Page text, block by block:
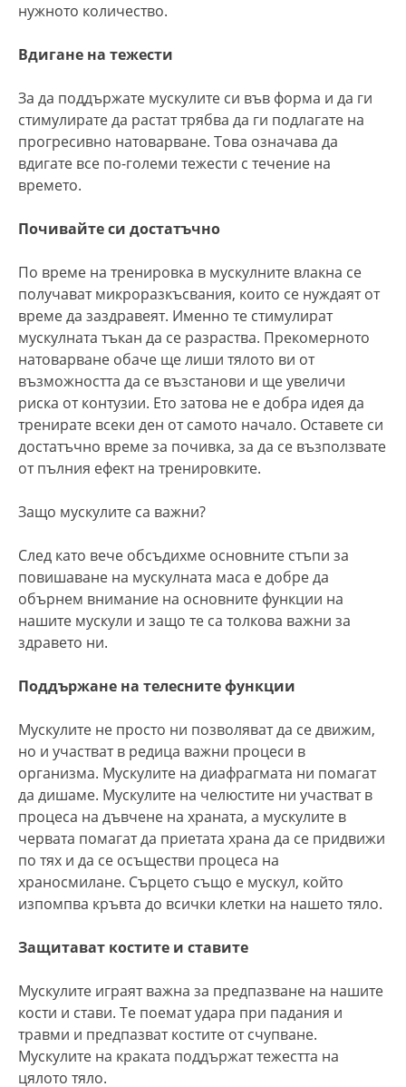
нужното количество.
Вдигане на тежести
За да поддържате мускулите си във форма и да ги
стимулирате да растат трябва да ги подлагате на
прогресивно натоварване. Това означава да
вдигате все по-големи тежести с течение на
времето.
Почивайте си достатъчно
По време на тренировка в мускулните влакна се
получават микроразкъсвания, които се нуждаят от
време да заздравеят. Именно те стимулират
мускулната тъкан да се разраства. Прекомерното
натоварване обаче ще лиши тялото ви от
възможността да се възстанови и ще увеличи
риска от контузии. Ето затова не е добра идея да
тренирате всеки ден от самото начало. Оставете си
достатъчно време за почивка, за да се възползвате
от пълния ефект на тренировките.
Защо мускулите са важни?
След като вече обсъдихме основните стъпи за
повишаване на мускулната маса е добре да
обърнем внимание на основните функции на
нашите мускули и защо те са толкова важни за
здравето ни.
Поддържане на телесните функции
Мускулите не просто ни позволяват да се движим,
но и участват в редица важни процеси в
организма. Мускулите на диафрагмата ни помагат
да дишаме. Мускулите на челюстите ни участват в
процеса на дъвчене на храната, а мускулите в
червата помагат да приетата храна да се придвижи
по тях и да се осъществи процеса на
храносмилане. Сърцето също е мускул, който
изпомпва кръвта до всички клетки на нашето тяло.
Защитават костите и ставите
Мускулите играят важна за предпазване на нашите
кости и стави. Те поемат удара при падания и
травми и предпазват костите от счупване.
Мускулите на краката поддържат тежестта на
цялото тяло.